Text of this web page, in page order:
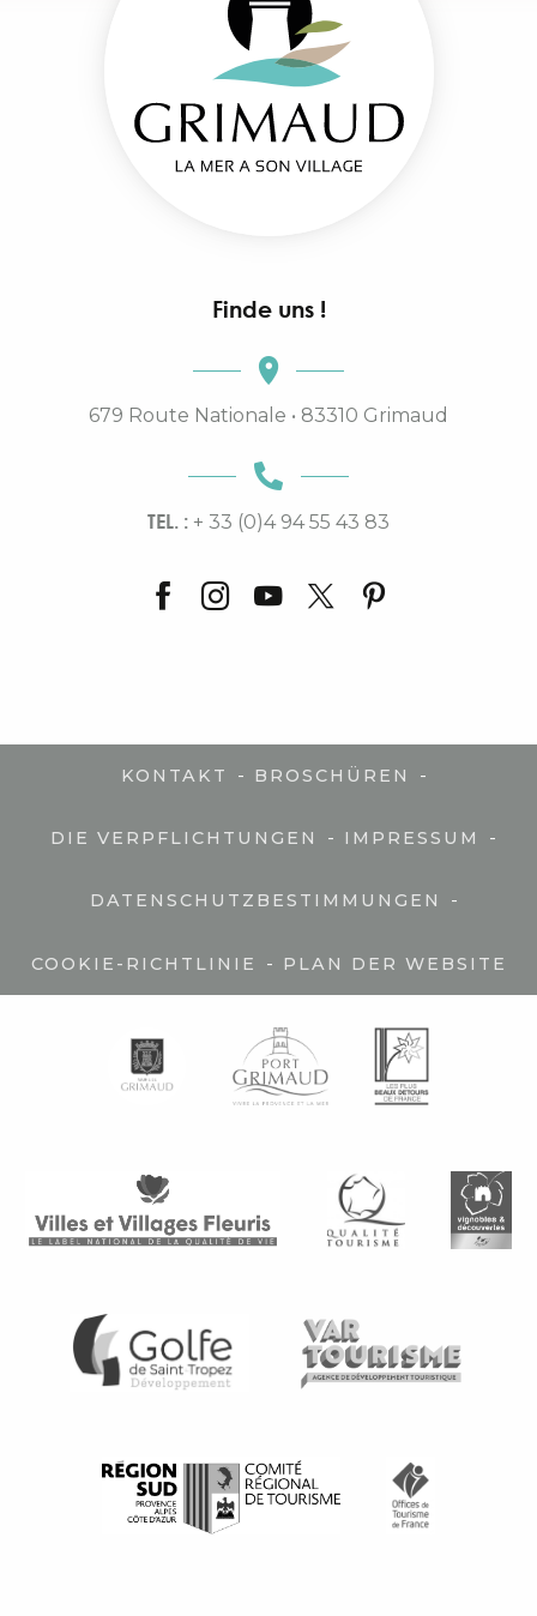
Finde uns !
679 Route Nationale • 83310 Grimaud
TEL. : + 33 (0)4 94 55 43 83
KONTAKT - BROSCHÜREN -
DIE VERPFLICHTUNGEN - IMPRESSUM -
DATENSCHUTZBESTIMMUNGEN -
COOKIE-RICHTLINIE - PLAN DER WEBSITE